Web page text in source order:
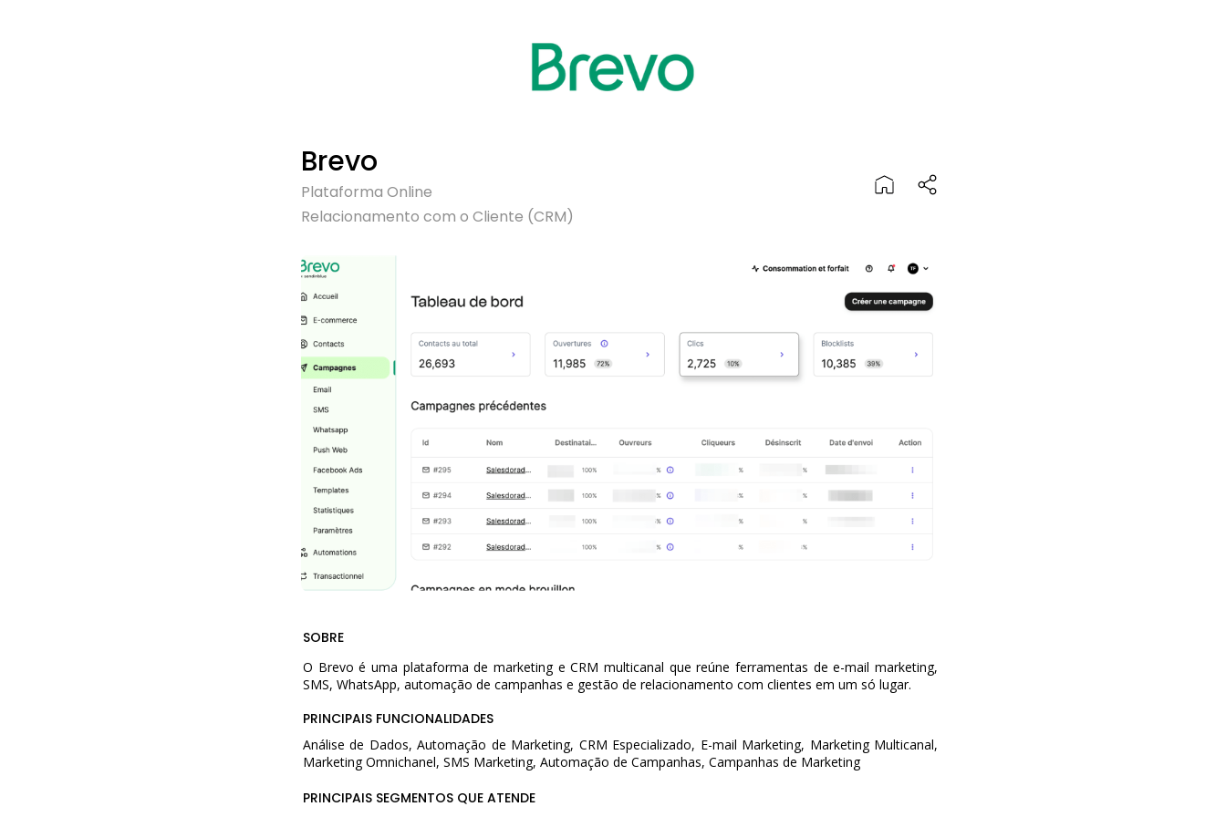
Brevo
Plataforma Online
Relacionamento com o Cliente (CRM)
SOBRE
O Brevo é uma plataforma de marketing e CRM multicanal que reúne ferramentas de e-mail marketing,
SMS, WhatsApp, automação de campanhas e gestão de relacionamento com clientes em um só lugar.
PRINCIPAIS FUNCIONALIDADES
Análise de Dados, Automação de Marketing, CRM Especializado, E-mail Marketing, Marketing Multicanal,
Marketing Omnichanel, SMS Marketing, Automação de Campanhas, Campanhas de Marketing
PRINCIPAIS SEGMENTOS QUE ATENDE